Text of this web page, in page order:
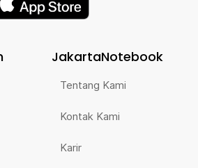
JakartaNotebook
Tentang Kami
Kontak Kami
Karir